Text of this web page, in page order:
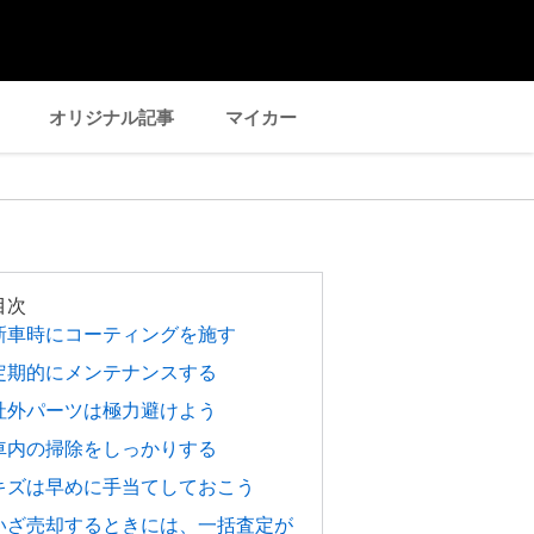
オリジナル記事 マイカー
次
車時にコーティングを施す
期的にメンテナンスする
外パーツは極力避けよう
内の掃除をしっかりする
ズは早めに手当てしておこう
ざ売却するときには、一括査定が